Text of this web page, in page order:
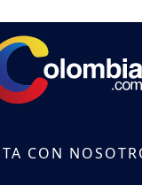
CON